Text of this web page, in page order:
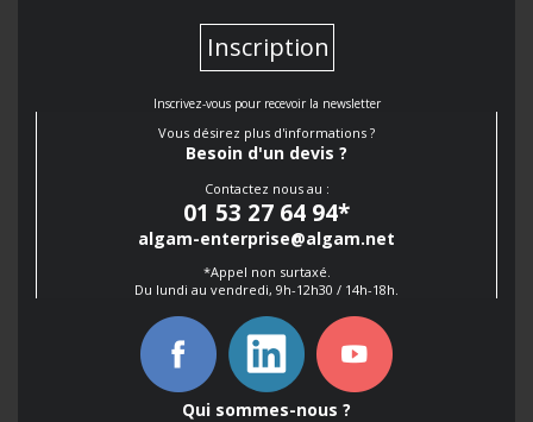
Inscription
Inscrivez-vous pour recevoir la newsletter
Vous désirez plus d'informations ?
Besoin d'un devis ?
Contactez nous au :
01 53 27 64 94*
algam-enterprise@algam.net
*Appel non surtaxé.
Du lundi au vendredi, 9h-12h30 / 14h-18h.
Qui sommes-nous ?